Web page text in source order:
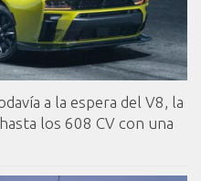
a la espera del V8, la
los 608 CV con una